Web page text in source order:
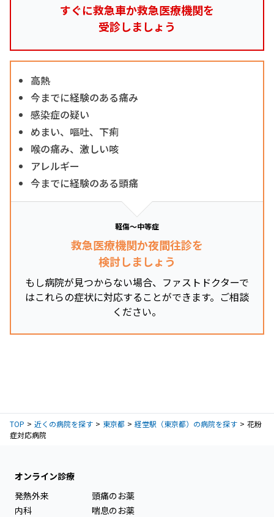
すぐに救急車か救急医療機関を
受診しましょう
高熱
今までに経験のある痛み
感染症の疑い
めまい、嘔吐、下痢
喉の痛み、激しい咳
アレルギー
今までに経験のある頭痛
軽傷～中等症
救急医療機関か夜間往診を
検討しましょう
もし病院が見つからない場合、ファストドクターで
はこれらの症状に対応することができます。ご相談
ください。
TOP 近くの病院を探す 東京都 経堂駅（東京都）の病院を探す
花粉
症対応病院
オンライン診療
発熱外来
内科
頭痛のお薬
喘息のお薬